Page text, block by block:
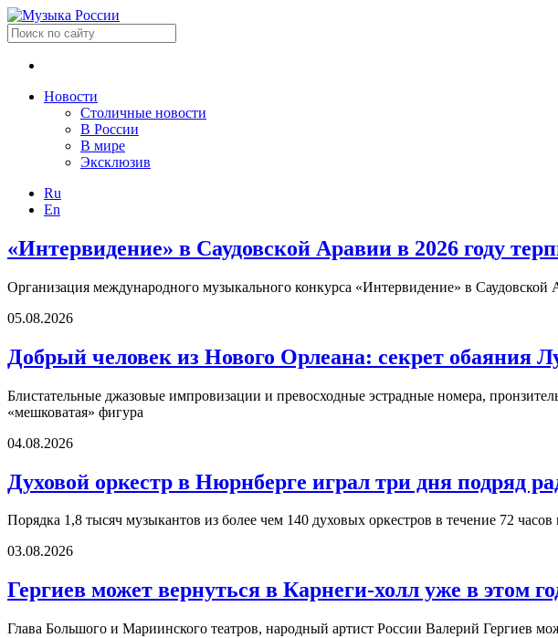
Новости
Столичные новости
В России
В мире
Эксклюзив
Ru
En
«Интервидение» в Саудовской Аравии в 2026 году
Организация международного музыкального конкурса «Интервидение» в
05.08.2026
Добрый человек из Нового Орлеана: секрет обаяния
Блистательные джазовые импровизации и превосходные эстрадные номера,
«мешковатая» фигура
04.08.2026
Духовой оркестр в Нюрнберге играл три дня подряд
Порядка 1,8 тысяч музыкантов из более чем 140 духовых оркестров в течение 72
03.08.2026
Гергиев может вернуться в Карнеги-холл уже в этом
Глава Большого и Мариинского театров, народный артист России Валерий Гергиев